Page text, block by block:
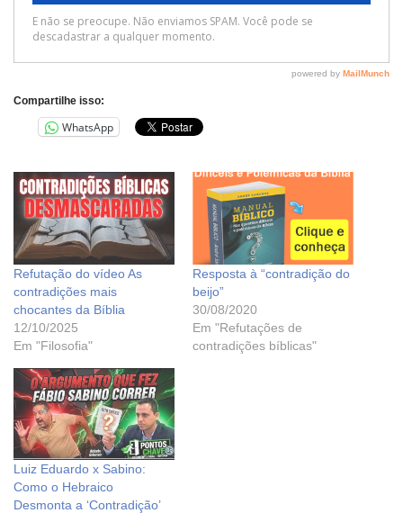
Compartilhe isso:
WhatsApp
Refutação do vídeo As
contradições mais
chocantes da Bíblia
12/10/2025
Em "Filosofia"
Resposta à “contradição do
beijo”
30/08/2020
Em "Refutações de
contradições bíblicas"
Luiz Eduardo x Sabino:
Como o Hebraico
Desmonta a ‘Contradição’